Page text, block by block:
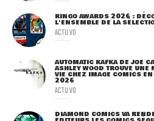
RINGO AWARDS 2026 :
L'ENSEMBLE DE LA
ACTU VO
AUTOMATIC KAFKA DE JOE
ASHLEY WOOD TROUVE UNE
VIE CHEZ IMAGE COMICS
2026
ACTU VO
DIAMOND COMICS VA